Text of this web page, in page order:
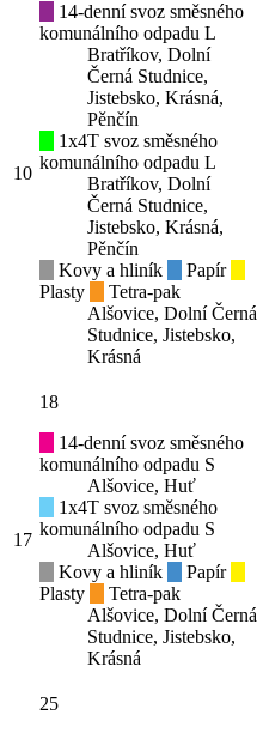
10
14-denní svoz směsného
komunálního odpadu L
Bratříkov, Dolní
Černá Studnice,
Jistebsko, Krásná,
Pěnčín
1x4T svoz směsného
komunálního odpadu L
Bratříkov, Dolní
Černá Studnice,
Jistebsko, Krásná,
Pěnčín
Kovy a hliník
Papír
Plasty
Tetra-pak
Alšovice, Dolní Černá
Studnice, Jistebsko,
Krásná
17
18
14-denní svoz směsného
komunálního odpadu S
Alšovice, Huť
1x4T svoz směsného
komunálního odpadu S
Alšovice, Huť
Kovy a hliník
Papír
Plasty
Tetra-pak
Alšovice, Dolní Černá
Studnice, Jistebsko,
Krásná
25